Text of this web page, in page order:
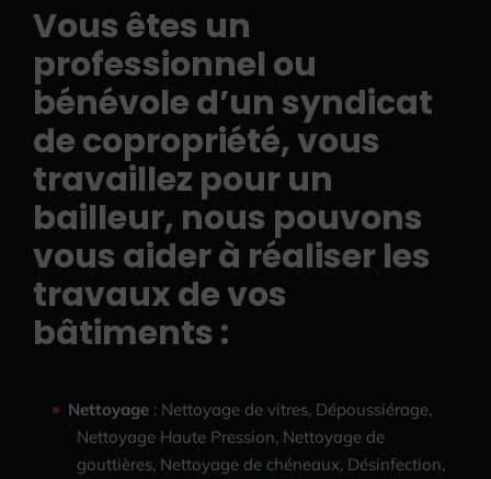
Vous êtes un
professionnel ou
bénévole d’un syndicat
de copropriété, vous
travaillez pour un
bailleur, nous pouvons
vous aider à réaliser les
travaux de vos
bâtiments :
Nettoyage : Nettoyage de vitres, Dépoussiérage,
Nettoyage Haute Pression, Nettoyage de
gouttières, Nettoyage de chéneaux, Désinfection,